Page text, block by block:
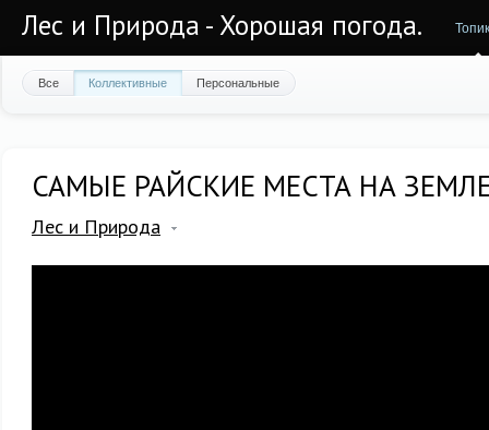
Лес и Природа - Хорошая погода.
Все Коллективные Персональные
САМЫЕ РАЙСКИЕ МЕСТА НА
Лес и Природа